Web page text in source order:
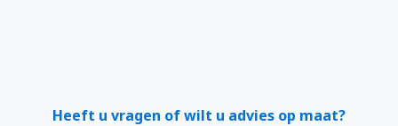
Heeft u vragen of wilt u advies op maat?